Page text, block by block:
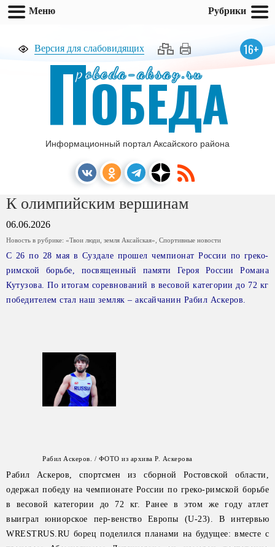
Версия для слабовидящих 16+
pobeda-aksay.ru
ПОБЕДА
Информационный портал Аксайского района
К олимпийским вершинам
06.06.2026
Новость в рубрике: «Твои люди, земля Аксайская» Спортивные новости
С 26 по 28 мая в Суздале прошел чемпионат России по греко-
римской борьбе, посвященный памяти Героя России Романа
Кутузова. По итогам соревнований в весовой категории до 72 кг
победителем стал наш земляк – аксайчанин Рабил Аскеров.
Рабил Аскеров. / ФОТО из архива Р. Аскерова
Рабил Аскеров, спортсмен из сборной Ростовской области,
одержал победу на чемпионате России по греко-римской борьбе
в весовой категории до 72 кг. Ранее в этом же году атлет
выиграл юниорское пер-венство Европы (U-23). В интервью
WRESTRUS.RU борец поделился планами на будущее: вместе с
Меню Рубрики